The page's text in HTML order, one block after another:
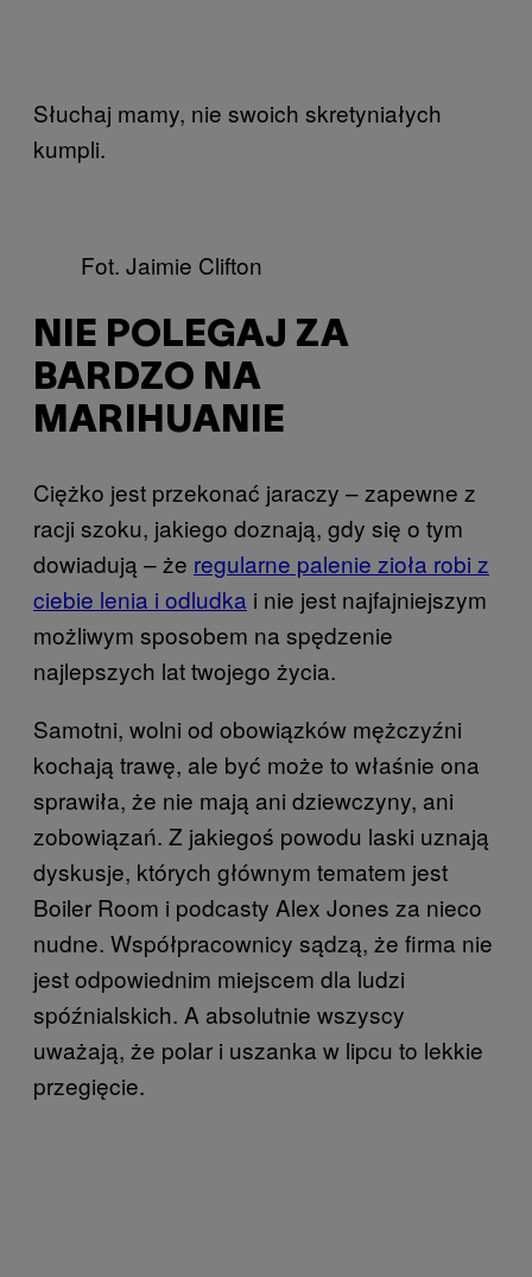
Słuchaj mamy, nie swoich skretyniałych
kumpli.
Fot. Jaimie Clifton
NIE POLEGAJ ZA
BARDZO NA
MARIHUANIE
Ciężko jest przekonać jaraczy – zapewne z
racji szoku, jakiego doznają, gdy się o tym
dowiadują – że regularne palenie zioła robi z
ciebie lenia i odludka i nie jest najfajniejszym
możliwym sposobem na spędzenie
najlepszych lat twojego życia.
Samotni, wolni od obowiązków mężczyźni
kochają trawę, ale być może to właśnie ona
sprawiła, że nie mają ani dziewczyny, ani
zobowiązań. Z jakiegoś powodu laski uznają
dyskusje, których głównym tematem jest
Boiler Room i podcasty Alex Jones za nieco
nudne. Współpracownicy sądzą, że firma nie
jest odpowiednim miejscem dla ludzi
spóźnialskich. A absolutnie wszyscy
uważają, że polar i uszanka w lipcu to lekkie
przegięcie.